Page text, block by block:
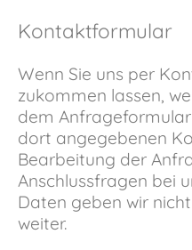
Kontaktformular
Wenn Sie uns per
zukommen lassen,
dem
dort angegebenen
Bearbeitung der
Anschlussfragen bei
Daten geben wir
weiter.